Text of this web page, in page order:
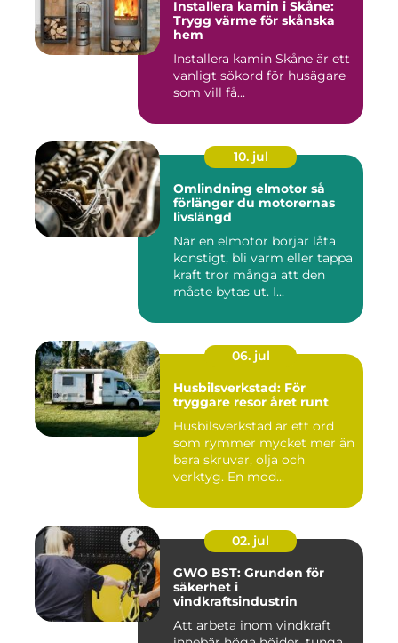
Installera kamin i Skåne:
Trygg värme för skånska
hem
Installera kamin Skåne är ett
vanligt sökord för husägare
som vill få...
10. jul
Omlindning elmotor så
förlänger du motorernas
livslängd
När en elmotor börjar låta
konstigt, bli varm eller tappa
kraft tror många att den
måste bytas ut. I...
06. jul
Husbilsverkstad: För
tryggare resor året runt
Husbilsverkstad är ett ord
som rymmer mycket mer än
bara skruvar, olja och
verktyg. En mod...
02. jul
GWO BST: Grunden för
säkerhet i
vindkraftsindustrin
Att arbeta inom vindkraft